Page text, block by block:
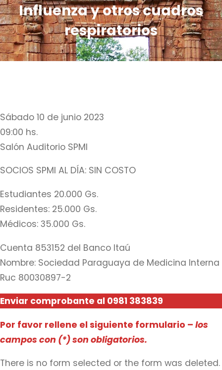
Influenza y otros cuadros
respiratorios
Sábado 10 de junio 2023
09:00 hs.
Salón Auditorio SPMI
SOCIOS SPMI AL DÍA: SIN COSTO
Estudiantes 20.000 Gs.
Residentes: 25.000 Gs.
Médicos: 35.000 Gs.
Cuenta 853152 del Banco Itaú
Nombre: Sociedad Paraguaya de Medicina Interna
Ruc 80030897-2
Enviar comprobante al 0981 383839
Por favor rellene el siguiente formulario – los
campos con (*) son obligatorios.
There is no form selected or the form was deleted.